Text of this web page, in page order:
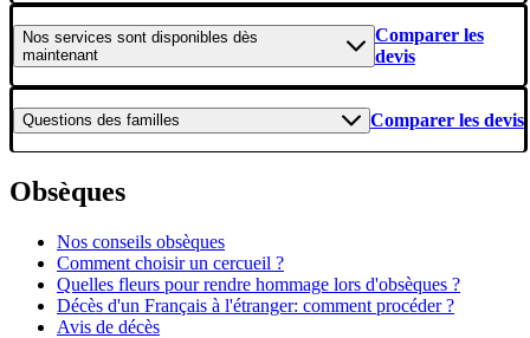
Nos services sont disponibles dès
maintenant
Comparer les
devis
Questions des familles Comparer les devis
Obsèques
Nos conseils obsèques
Comment choisir un cercueil ?
Quelles fleurs pour rendre hommage lors d'obsèques ?
Décès d'un Français à l'étranger: comment procéder ?
Avis de décès